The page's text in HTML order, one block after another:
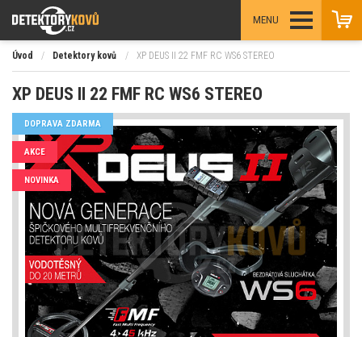
MENU
Úvod / Detektory kovů / XP DEUS II 22 FMF RC WS6 STEREO
XP DEUS II 22 FMF RC WS6 STEREO
DOPRAVA ZDARMA
AKCE
NOVINKA